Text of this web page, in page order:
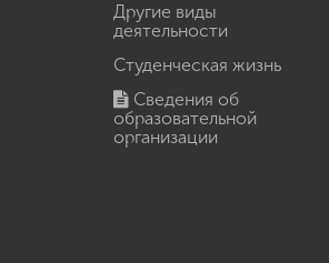
Другие виды
деятельности
Студенческая жизнь
Сведения об
образовательной
организации